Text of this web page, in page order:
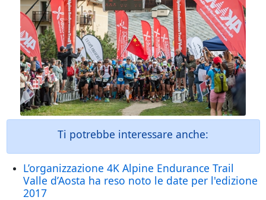
Ti potrebbe interessare anche:
L’organizzazione 4K Alpine Endurance Trail
Valle d’Aosta ha reso noto le date per l'edizione
2017